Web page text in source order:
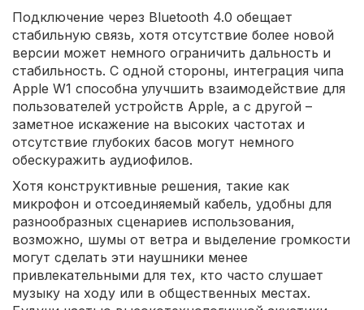
Подключение через Bluetooth 4.0 обещает
стабильную связь, хотя отсутствие более новой
версии может немного ограничить дальность и
стабильность. С одной стороны, интеграция чипа
Apple W1 способна улучшить взаимодействие для
пользователей устройств Apple, а с другой –
заметное искажение на высоких частотах и
отсутствие глубоких басов могут немного
обескуражить аудиофилов.
Хотя конструктивные решения, такие как
микрофон и отсоединяемый кабель, удобны для
разнообразных сценариев использования,
возможно, шумы от ветра и выделение громкости
могут сделать эти наушники менее
привлекательными для тех, кто часто слушает
музыку на ходу или в общественных местах.